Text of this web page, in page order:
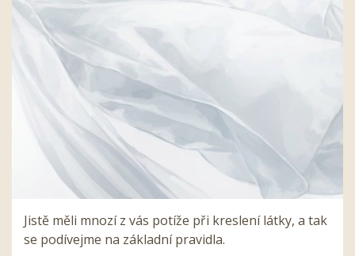
Jistě měli mnozí z vás potíže při kreslení látky, a tak
se podívejme na základní pravidla.